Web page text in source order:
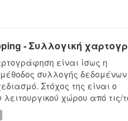
- Συλλογική
είναι ίσως η
συλλογής
Στόχος της είναι ο
χώρου από τις/